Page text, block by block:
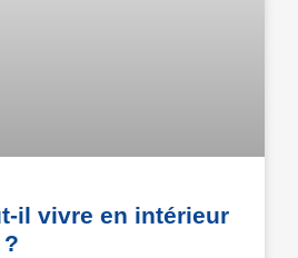
il vivre en intérieur